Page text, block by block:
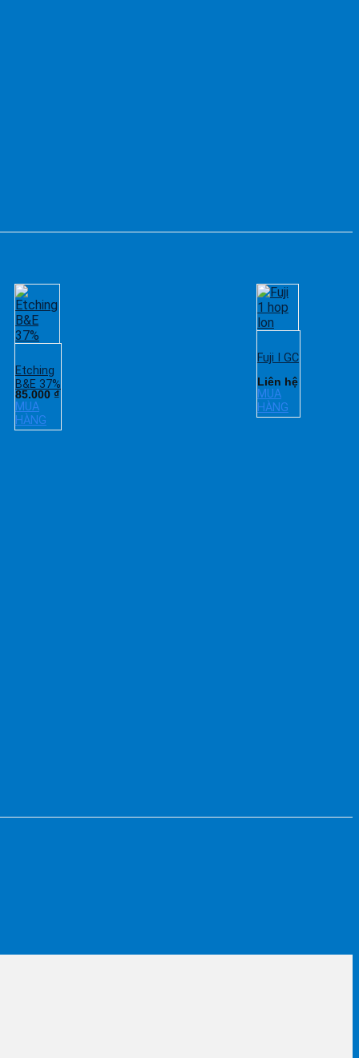
Etching
B&E 37%
85.000 ₫
MUA
HÀNG
Fuji I GC
Liên hệ
MUA
HÀNG